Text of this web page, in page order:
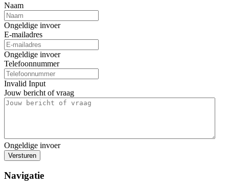
Naam
Ongeldige invoer
E-mailadres
Ongeldige invoer
Telefoonnummer
Invalid Input
Jouw bericht of vraag
Ongeldige invoer
Versturen
Navigatie